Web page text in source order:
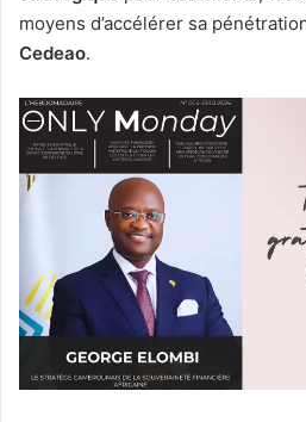
moyens d’accélérer sa
Cedeao.